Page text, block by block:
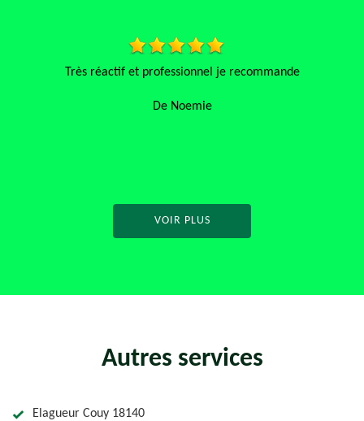
réactif et professionnel je recommande
VOIR PLUS
Autres services
Elagueur Couy 18140